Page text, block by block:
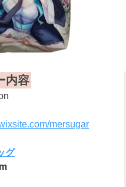
内容
mersugar
グ